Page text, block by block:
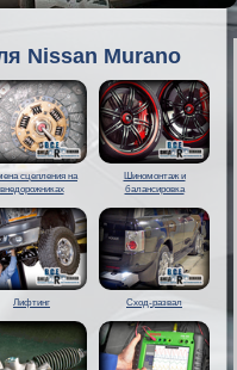
Nissan Murano
сцепления на
внедорожниках
Шиномонтаж и
балансировка
Лифтинг Сход-развал